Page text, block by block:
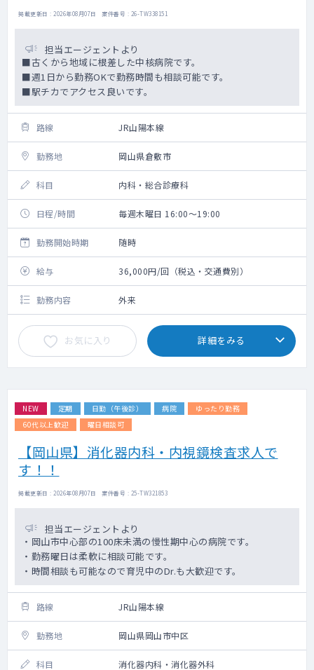
掲載更新日 : 2026年08月07日 案件番号 : 26-TW338151
担当エージェントより
■古くから地域に根差した中核病院です。
■週1日から勤務OKで勤務時間も相談可能です。
■駅チカでアクセス良いです。
路線 JR山陽本線
勤務地 岡山県倉敷市
科目 内科・総合診療科
日程/時間 毎週木曜日 16:00～19:00
勤務開始時期 随時
給与 36,000円/回（税込・交通費別）
勤務内容 外来
お気に入り 詳細をみる
NEW 定期 日勤（午後診） 病院
ゆったり勤務
60代以上歓迎
曜日相談可
【岡山県】消化器内科・内視鏡検査求人で
す！！
掲載更新日 : 2026年08月07日 案件番号 : 25-TW321853
担当エージェントより
・岡山市中心部の100床未満の慢性期中心の病院です。
・勤務曜日は柔軟に相談可能です。
・時間相談も可能なので育児中のDr.も大歓迎です。
路線 JR山陽本線
勤務地 岡山県岡山市中区
科目 消化器内科・消化器外科